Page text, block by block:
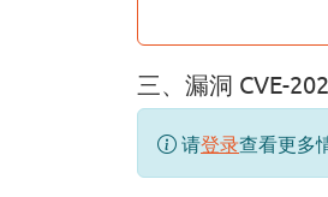
三、漏洞 CVE-
请登录查看更多